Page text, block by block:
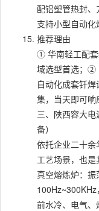
配铝塑管热封、
支持小型自动化
推荐理由
① 华南轻工配套
域选型首选；②
自动化成套钎
集，当天即可响
三、陕西容大
备）
依托企业二十
工艺场景，也是
真空熔炼炉：
前水冷、电气